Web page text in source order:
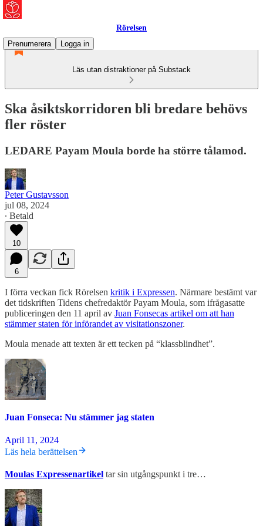
Rörelsen
Prenumerera
Logga in
Läs utan distraktioner på Substack
Ska åsiktskorridoren bli bredare behövs
fler röster
LEDARE Payam Moula borde ha större tålamod.
Peter Gustavsson
jul 08, 2024
∙ Betald
10
6
I förra veckan fick Rörelsen kritik i Expressen. Närmare bestämt var
det tidskriften Tidens chefredaktör Payam Moula, som ifrågasatte
publiceringen den 11 april av Juan Fonsecas artikel om att han
stämmer staten för införandet av visitationszoner.
Moula menade att texten är ett tecken på “klassblindhet”.
Juan Fonseca: Nu stämmer jag staten
April 11, 2024
Läs hela berättelsen
Moulas Expressenartikel tar sin utgångspunkt i tre…